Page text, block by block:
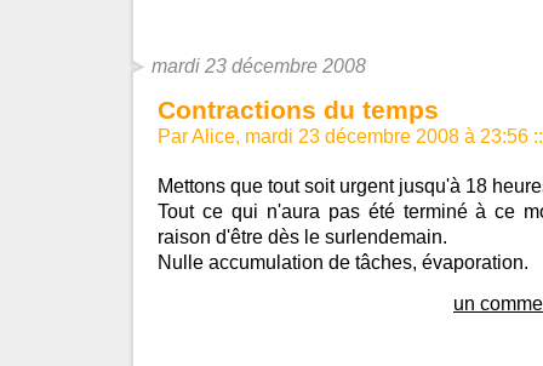
mardi 23 décembre 2008
Contractions du temps
Par Alice, mardi 23 décembre 2008 à 23:56 ::
Mettons que tout soit urgent jusqu'à 18
Tout ce qui n'aura pas été terminé à ce
raison d'être dès le surlendemain.
Nulle accumulation de tâches, évaporation.
un